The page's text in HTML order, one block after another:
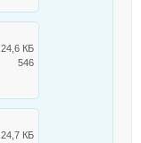
24,6 КБ
546
24,7 КБ